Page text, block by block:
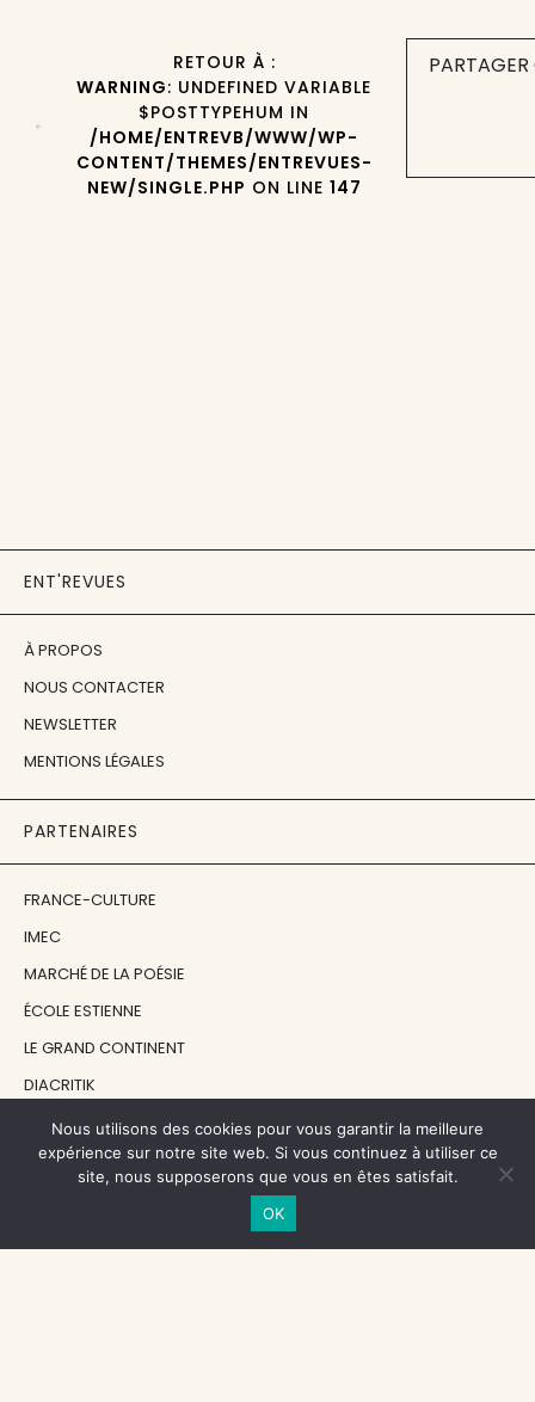
RETOUR À :
WARNING: UNDEFINED VARIABLE
$POSTTYPEHUM IN
/HOME/ENTREVB/WWW/WP-
CONTENT/THEMES/ENTREVUES-
NEW/SINGLE.PHP ON LINE 147
ENT'REVUES
À PROPOS
NOUS CONTACTER
NEWSLETTER
MENTIONS LÉGALES
PARTENAIRES
FRANCE-CULTURE
IMEC
MARCHÉ DE LA POÉSIE
ÉCOLE ESTIENNE
LE GRAND CONTINENT
DIACRITIK
EN ATTENDANT NADEAU
NOS SOUTIENS
Nous utilisons des cookies pour vous garantir la meilleure
expérience sur notre site web. Si vous continuez à utiliser ce
site, nous supposerons que vous en êtes satisfait.
OK